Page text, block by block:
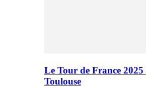
Le Tour de France 2025
Toulouse